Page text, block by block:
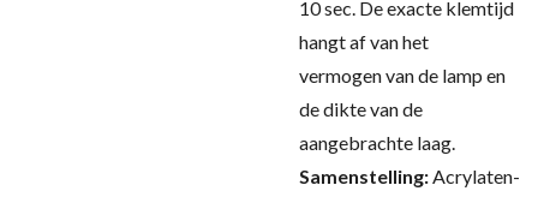
10 sec. De exacte klemtijd
hangt af van het
vermogen van de lamp en
de dikte van de
aangebrachte laag.
Samenstelling:Acrylaten-